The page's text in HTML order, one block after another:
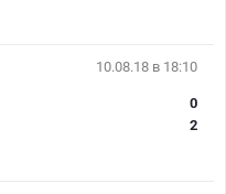
10.08.18 в 18:10
0
2